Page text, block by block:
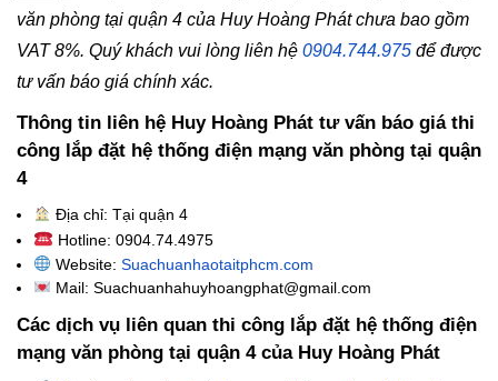
văn phòng tại quận 4 của Huy Hoàng Phát chưa bao gồm
VAT 8%. Quý khách vui lòng liên hệ 0904.744.975 để được
tư vấn báo giá chính xác.
Thông tin liên hệ Huy Hoàng Phát tư vấn báo giá thi
công lắp đặt hệ thống điện mạng văn phòng tại quận
4
Địa chỉ: Tại quận 4
Hotline: 0904.74.4975
Website: Suachuanhaotaitphcm.com
Mail: Suachuanhahuyhoangphat@gmail.com
Các dịch vụ liên quan thi công lắp đặt hệ thống điện
mạng văn phòng tại quận 4 của Huy Hoàng Phát